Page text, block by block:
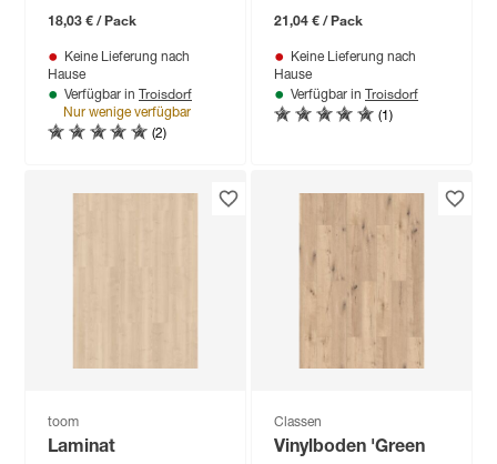
18,03 € / Pack
Keine Lieferung nach
Hause
Verfügbar in Troisdorf
Nur wenige verfügbar
(2)
21,04 € / Pack
Keine Lieferung nach
Hause
Verfügbar in Troisdorf
(1)
toom
Laminat
Classen
Vinylboden 'Green